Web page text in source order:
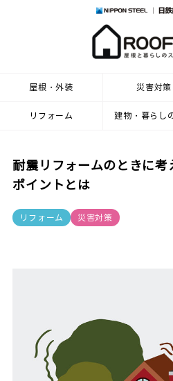
屋根・外装 災害対策
リフォーム 建物・暮らし
耐震リフォームのときに
ポイントとは
リフォーム 災害対策